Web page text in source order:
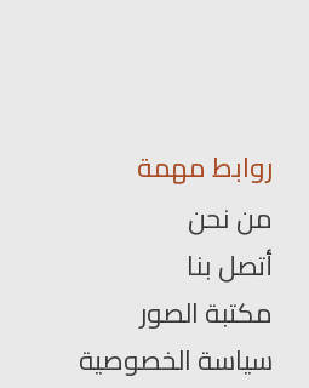
روابط مهمة
من نحن
أتصل بنا
مكتبة الصور
سياسة الخصوصية